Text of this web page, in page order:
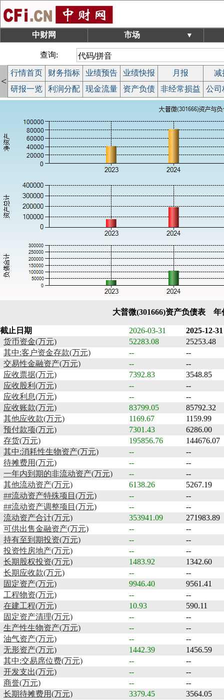
中财网 市场 ▼
查询:
<
行情首页 财务指标 业绩预告 业绩快报 月报
减
研报一览
利润分配 现金流量 资产负债 非经常损益 公司
大普微(301666)资产负债表 年
截止日期 2026-03-31
2025-12-31
货币资金(万元)
52283.08
25253.48
其中:客户资金存款(万元)
--
--
交易性金融资产(万元)
--
--
应收票据(万元)
7392.83
3548.85
应收股利(万元)
--
--
应收利息(万元)
--
--
应收账款(万元)
83799.05
85792.32
其他应收款(万元)
1169.67
1159.99
预付款项(万元)
7301.43
6286.00
存货(万元)
195856.76
144676.07
其中:消耗性生物资产(万元)
--
--
待摊费用(万元)
--
--
一年内到期的非流动资产(万元)
--
--
其他流动资产(万元)
6138.26
5267.19
##流动资产特殊项目(万元)
--
--
##流动资产调整项目(万元)
--
--
流动资产合计(万元)
353941.09
271983.89
可供出售金融资产(万元)
--
--
持有至到期投资(万元)
--
--
投资性房地产(万元)
--
--
长期股权投资(万元)
1483.92
1342.60
长期应收款(万元)
--
--
固定资产(万元)
9946.40
9561.41
工程物资(万元)
--
--
在建工程(万元)
10.93
590.11
固定资产清理(万元)
--
--
生产性生物资产(万元)
--
--
油气资产(万元)
--
--
无形资产(万元)
1442.39
1456.59
其中:交易席位费(万元)
--
--
开发支出(万元)
--
--
商誉(万元)
--
--
长期待摊费用(万元)
3379.45
3564.05